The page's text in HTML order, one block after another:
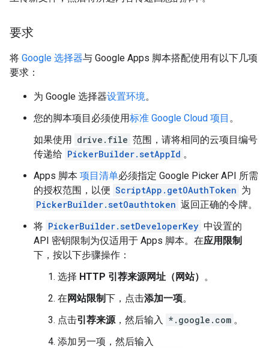
要求
将 Google 选择器与 Google Apps 脚本搭配使用有以下几项
要求：
为 Google 选择器设置环境。
您的脚本项目必须使用标准 Google Cloud 项目 。
如果使用 drive.file 范围，请将相同的云项目编号
传递给 PickerBuilder.setAppId 。
Apps 脚本 项目清单必须指定 Google Picker API 所需
的授权范围，以便 ScriptApp.getOAuthToken 为
PickerBuilder.setOauthtoken 返回正确的令牌。
将 PickerBuilder.setDeveloperKey 中设置的
API 密钥限制为仅适用于 Apps 脚本。在应用限制
下，按以下步骤操作：
选择 HTTP 引荐来源网址（网站） 。
在 网站限制下，点击添加一项。
点击引荐来源，然后输入 *.google.com 。
添加另一项，然后输入